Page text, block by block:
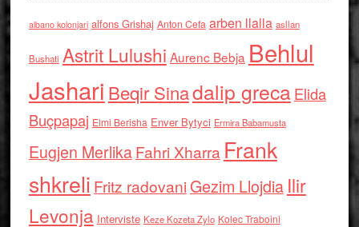
albano kolonjari alfons Grishaj Anton Cefa arben llalla asllan
Bushati Astrit Lulushi Aurenc Bebja Behlul
Jashari Beqir Sinadalip grecaElida
Buçpapaj Elmi Berisha Enver Bytyci Ermira Babamusta
Eugjen MerlikaFahri Xharra Frank
shkreli Fritz radovaniGezim Llojdia Ilir
Levonja Interviste Keze Kozeta Zylo Kolec Traboini